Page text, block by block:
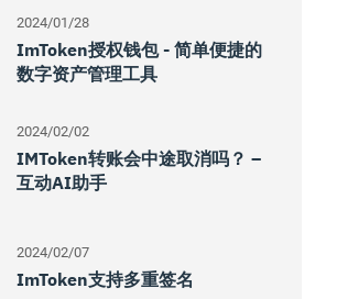
2024/01/28
ImToken授权钱包 - 简单便捷的
数字资产管理工具
2024/02/02
IMToken转账会中途取消吗？ –
互动AI助手
2024/02/07
ImToken支持多重签名